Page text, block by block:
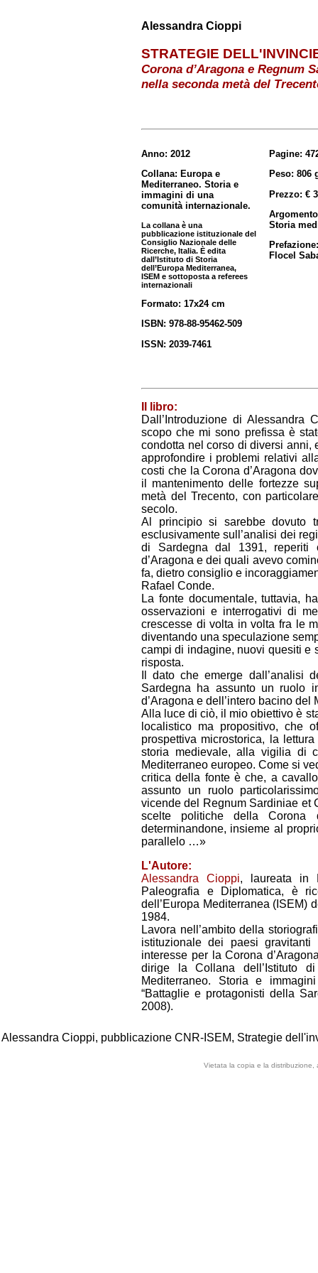
Alessandra Cioppi
STRATEGIE
Corona d’Aragona e Regnum
nella seconda metà del
Anno: 2012
Collana: Europa e
Mediterraneo. Storia e
immagini di una
comunità internazionale.
La collana è una
pubblicazione istituzionale del
Consiglio Nazionale delle
Ricerche, Italia. È edita
dall’Istituto di Storia
dell’Europa Mediterranea,
ISEM e sottoposta a referees
internazionali
Formato: 17x24 cm
ISBN: 978-88-95462-509
ISSN: 2039-7461
Pagine:
Peso: 806
Prezzo: €
Storia
Flocel
Il libro:
Dall’Introduzione di
scopo che mi sono prefissa è
condotta nel corso di diversi anni,
approfondire i problemi relativi
costi che la Corona d’Aragona
il mantenimento delle fortezze
metà del Trecento, con
secolo.
Al principio si sarebbe dovuto
esclusivamente sull’analisi dei
di Sardegna dal 1391, reperiti
d’Aragona e dei quali avevo
fa, dietro consiglio e
Rafael Conde.
La fonte documentale, tuttavia,
osservazioni e interrogativi di
crescesse di volta in volta fra le
diventando una speculazione
campi di indagine, nuovi quesiti e
risposta.
Il dato che emerge
Sardegna ha assunto un ruolo
d’Aragona e dell’intero bacino del
Alla luce di ciò, il mio obiettivo è
localistico ma propositivo, che
prospettiva microstorica, la
storia medievale, alla vigilia di
Mediterraneo europeo. Come si
critica della fonte è che, a
assunto un ruolo
vicende del Regnum Sardiniae et
scelte politiche della Corona
determinandone, insieme al
parallelo …»
L'Autore:
Alessandra Cioppi, laureata in
Paleografia e Diplomatica, è
dell’Europa Mediterranea (ISEM)
1984.
Lavora nell’ambito della
istituzionale dei paesi
interesse per la Corona
dirige la Collana dell’Istituto
Mediterraneo. Storia e
“Battaglie e protagonisti della
2008).
Alessandra Cioppi, pubblicazione CNR-ISEM, Strategie
Vietata la copia e la distribuzione,